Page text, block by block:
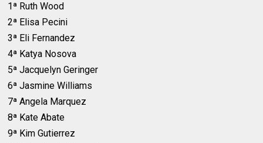
1ª Ruth Wood
2ª Elisa Pecini
3ª Eli Fernandez
4ª Katya Nosova
5ª Jacquelyn Geringer
6ª Jasmine Williams
7ª Angela Marquez
8ª Kate Abate
9ª Kim Gutierrez